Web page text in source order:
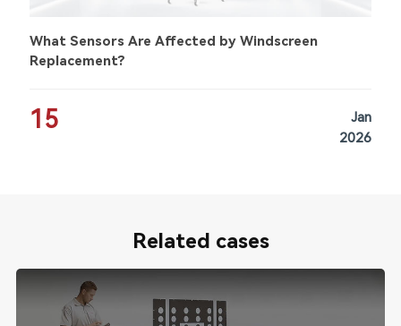
What Sensors Are Affected by Windscreen
Replacement?
15
Jan
2026
Related cases